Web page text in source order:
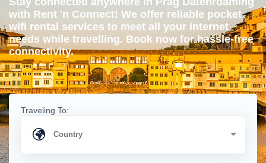
with Rent 'n Connect! We offer reliable pocket
wifi rental services to meet all your internet
needs while travelling. Book now for hassle-free
connectivity.
Traveling To: